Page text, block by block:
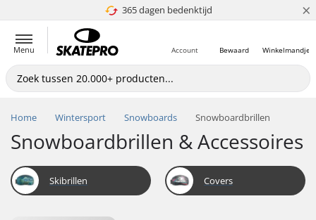
365 dagen bedenktijd
4.8 van 5 ×
Menu Winkelmandje
Bewaard
Account
Home Wintersport Snowboards Snowboardbrillen
Snowboardbrillen & Accessoires
Skibrillen Covers